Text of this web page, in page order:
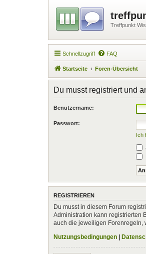
Treffpunkt
Schnellzugriff FAQ
Startseite Foren-Übersicht
Du musst registriert und
Benutzername:
Passwort:
Ich
REGISTRIEREN
Du musst in diesem Forum
Administration kann registrierten
auch die jeweiligen Forenregeln,
Nutzungsbedingungen